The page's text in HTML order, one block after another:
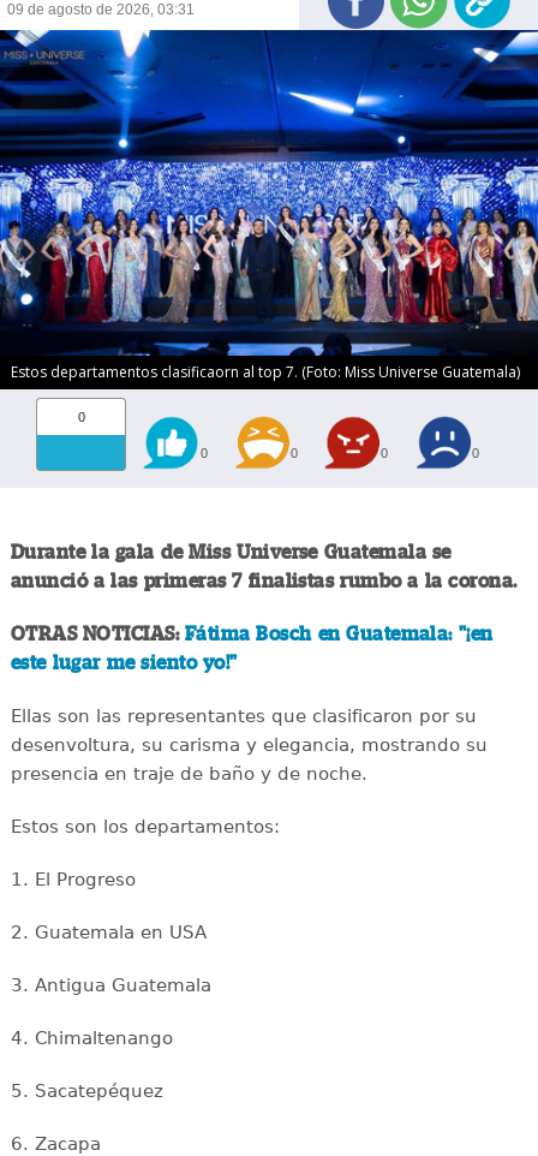
09 de agosto de 2026, 03:31
Estos departamentos clasificaorn al top 7. (Foto: Miss Universe Guatemala)
0
0 0 0 0
Durante la gala de Miss Universe Guatemala se
anunció a las primeras 7 finalistas rumbo a la corona.
OTRAS NOTICIAS: Fátima Bosch en Guatemala: "¡en
este lugar me siento yo!"
Ellas son las representantes que clasificaron por su
desenvoltura, su carisma y elegancia, mostrando su
presencia en traje de baño y de noche.
Estos son los departamentos:
1. El Progreso
2. Guatemala en USA
3. Antigua Guatemala
4. Chimaltenango
5. Sacatepéquez
6. Zacapa